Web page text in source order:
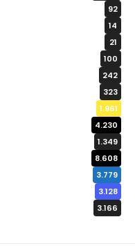
92
14
21
100
242
323
1.961
4.230
1.349
8.608
3.779
3.128
3.166